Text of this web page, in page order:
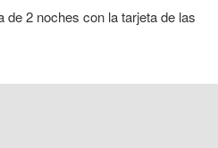
2 noches con la tarjeta de las